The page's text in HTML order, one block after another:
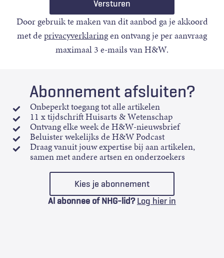
Door gebruik te maken van dit aanbod ga je akkoord
met deprivacyverklaringen ontvang je per aanvraag
maximaal 3 e-mails van H&W.
Abonnement afsluiten?
Onbeperkt toegang tot alle artikelen
11 x tijdschrift Huisarts & Wetenschap
Ontvang elke week de H&W-nieuwsbrief
Beluister wekelijks de H&W Podcast
Draag vanuit jouw expertise bij aan artikelen,
samen met andere artsen en onderzoekers
Kies je abonnement
Al abonnee of NHG-lid? Log hier in